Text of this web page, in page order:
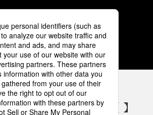
3 4 5 6
クの電気設備 SNSアカウント